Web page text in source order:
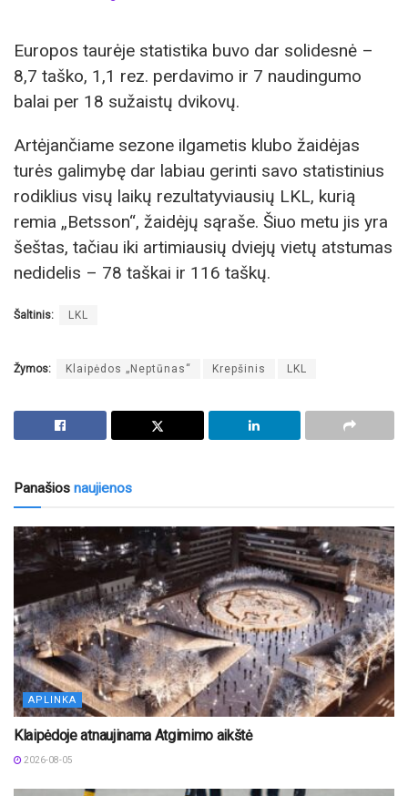
Europos taurėje statistika buvo dar solidesnė –
8,7 taško, 1,1 rez. perdavimo ir 7 naudingumo
balai per 18 sužaistų dvikovų.
Artėjančiame sezone ilgametis klubo žaidėjas
turės galimybę dar labiau gerinti savo statistinius
rodiklius visų laikų rezultatyviausių LKL, kurią
remia „Betsson“, žaidėjų sąraše. Šiuo metu jis yra
šeštas, tačiau iki artimiausių dviejų vietų atstumas
nedidelis – 78 taškai ir 116 taškų.
Šaltinis: LKL
Žymos: Klaipėdos „Neptūnas“ Krepšinis LKL
Panašios naujienos
APLINKA
Klaipėdoje atnaujinama Atgimimo aikštė
2026-08-05